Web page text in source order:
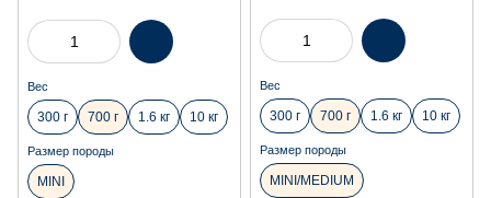
Вес
300 г 700 г 1.6 кг 10 кг
Размер породы
MINI
Hypoallergenic, 700 г
Вес
300 г 700 г 1.6 кг 10 кг
Размер породы
MINI/MEDIUM